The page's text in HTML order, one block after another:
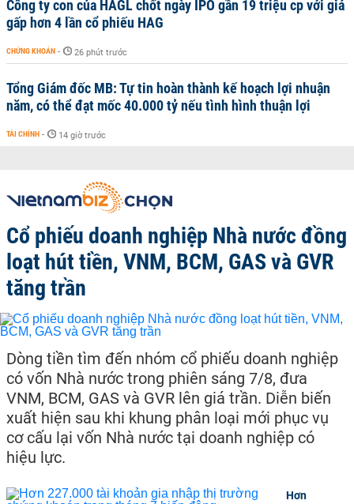
Công ty con của HAGL chốt ngày IPO gần 19 triệu cp với giá
gấp hơn 4 lần cổ phiếu HAG
CHỨNG KHOÁN - 26 phút trước
Tổng Giám đốc MB: Tự tin hoàn thành kế hoạch lợi nhuận
năm, có thể đạt mốc 40.000 tỷ nếu tình hình thuận lợi
TÀI CHÍNH - 14 giờ trước
Cổ phiếu doanh nghiệp Nhà nước đồng
loạt hút tiền, VNM, BCM, GAS và GVR
tăng trần
Dòng tiền tìm đến nhóm cổ phiếu doanh nghiệp
có vốn Nhà nước trong phiên sáng 7/8, đưa
VNM, BCM, GAS và GVR lên giá trần. Diễn biến
xuất hiện sau khi khung phân loại mới phục vụ
cơ cấu lại vốn Nhà nước tại doanh nghiệp có
hiệu lực.
Hơn